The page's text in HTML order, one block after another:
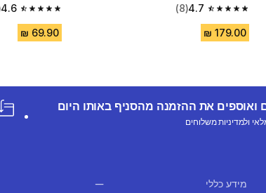
4.7
4.7 out of 5 stars from 8 reviews
(8)
4.6
4.6 out of 5 stars from 784 reviews
ואוספים את ההזמנה מהסניף באותו היום
ולמדיניות משלוחים
מידע כללי